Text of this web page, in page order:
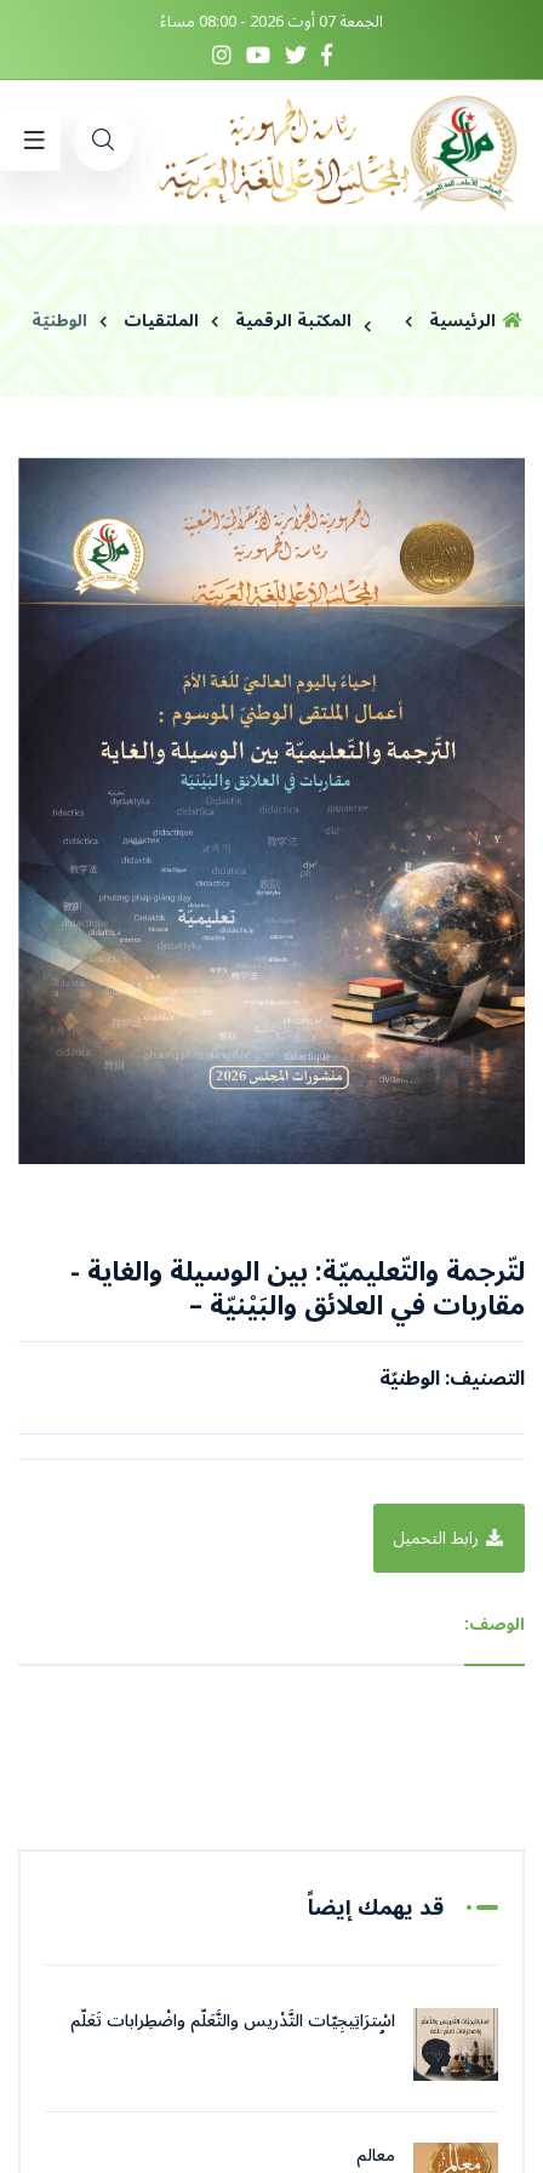
الجمعة 07 أوت 2026 - 08:00 مساءً
الرئيسية المكتبة الرقمية الملتقيات الوطنيّة
لتّرجمة والتّعليميّة: بين الوسيلة والغاية -
مقاربات في العلائق والبَيْنيّة –
التصنيف: الوطنيّة
رابط التحميل
الوصف:
قد يهمك إيضاً
اسْترَاتِيجِيّات التَّدْريس والتَّعَلُّم واضْطِرابات تَعَلُّم
اللُّغة
معالم